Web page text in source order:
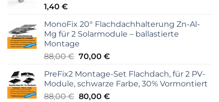
1,40 €
MonoFix 20° Flachdachhalterung Zn-Al-
Mg für 2 Solarmodule – ballastierte
Montage
88,00€ Ursprünglicher
war:
88,00 €
70,00 €Aktueller
ist:
70,00 €.
PreFix2 Montage-Set Flachdach, für 2 PV-
Module, schwarze Farbe, 30% Vormontiert
88,00€ Ursprünglicher
80,00 €Aktueller